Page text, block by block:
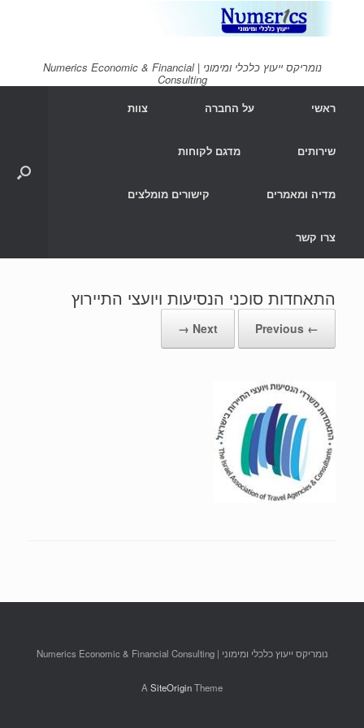
נומריקס ייעוץ כלכלי ומימוני | Numerics Economic & Financial
Consulting
ראשי
על החברה צוות
שירותים מדגם לקוחות
מדיה ומאמרים קישורים מומלצים
צרו קשר
התאחדות סוכני הנסיעות ויועצי התיירוץ
← Previous
Next →
נומריקס ייעוץ כלכלי ומימוני | Numerics Economic & Financial Consulting
A SiteOriginTheme